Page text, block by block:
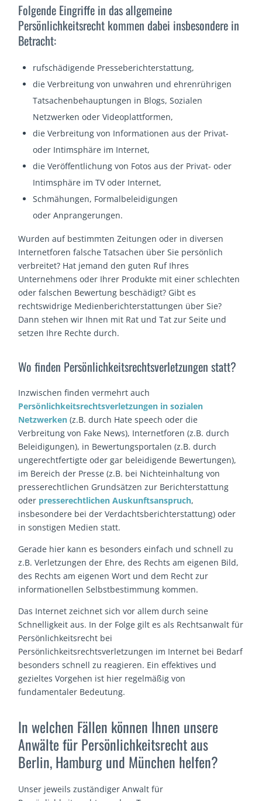
Folgende Eingriffe in das allgemeine
Persönlichkeitsrecht kommen dabei insbesondere in
Betracht:
rufschädigende Presseberichterstattung,
die Verbreitung von unwahren und ehrenrührigen
Tatsachenbehauptungen in Blogs, Sozialen
Netzwerken oder Videoplattformen,
die Verbreitung von Informationen aus der Privat-
oder Intimsphäre im Internet,
die Veröffentlichung von Fotos aus der Privat- oder
Intimsphäre im TV oder Internet,
Schmähungen, Formalbeleidigungen
oder Anprangerungen.
Wurden auf bestimmten Zeitungen oder in diversen
Internetforen falsche Tatsachen über Sie persönlich
verbreitet? Hat jemand den guten Ruf Ihres
Unternehmens oder Ihrer Produkte mit einer schlechten
oder falschen Bewertung beschädigt? Gibt es
rechtswidrige Medienberichterstattungen über Sie?
Dann stehen wir Ihnen mit Rat und Tat zur Seite und
setzen Ihre Rechte durch.
Wo finden Persönlichkeitsrechtsverletzungen statt?
Inzwischen finden vermehrt auch
Persönlichkeitsrechtsverletzungen in sozialen
Netzwerken (z.B. durch Hate speech oder die
Verbreitung von Fake News), Internetforen (z.B. durch
Beleidigungen), in Bewertungsportalen (z.B. durch
ungerechtfertigte oder gar beleidigende Bewertungen),
im Bereich der Presse (z.B. bei Nichteinhaltung von
presserechtlichen Grundsätzen zur Berichterstattung
oder presserechtlichen Auskunftsanspruch,
insbesondere bei der Verdachtsberichterstattung) oder
in sonstigen Medien statt.
Gerade hier kann es besonders einfach und schnell zu
z.B. Verletzungen der Ehre, des Rechts am eigenen Bild,
des Rechts am eigenen Wort und dem Recht zur
informationellen Selbstbestimmung kommen.
Das Internet zeichnet sich vor allem durch seine
Schnelligkeit aus. In der Folge gilt es als Rechtsanwalt für
Persönlichkeitsrecht bei
Persönlichkeitsrechtsverletzungen im Internet bei Bedarf
besonders schnell zu reagieren. Ein effektives und
gezieltes Vorgehen ist hier regelmäßig von
fundamentaler Bedeutung.
In welchen Fällen können Ihnen unsere
Anwälte für Persönlichkeitsrecht aus
Berlin, Hamburg und München helfen?
Unser jeweils zuständiger Anwalt für